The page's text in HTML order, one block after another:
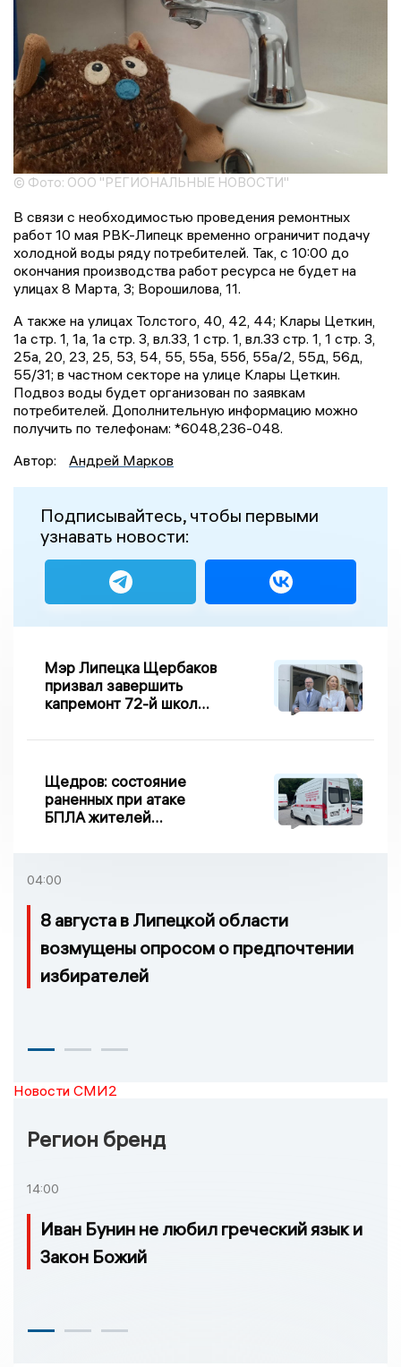
© Фото: ООО "РЕГИОНАЛЬНЫЕ НОВОСТИ"
В связи с необходимостью проведения ремонтных
работ 10 мая РВК-Липецк временно ограничит подачу
холодной воды ряду потребителей. Так, с 10:00 до
окончания производства работ ресурса не будет на
улицах 8 Марта, 3; Ворошилова, 11.
А также на улицах Толстого, 40, 42, 44; Клары Цеткин,
1а стр. 1, 1а, 1а стр. 3, вл.33, 1 стр. 1, вл.33 стр. 1, 1 стр. 3,
25а, 20, 23, 25, 53, 54, 55, 55а, 55б, 55а/2, 55д, 56д,
55/31; в частном секторе на улице Клары Цеткин.
Подвоз воды будет организован по заявкам
потребителей. Дополнительную информацию можно
получить по телефонам: *6048,236-048.
Автор:
Андрей Марков
Подписывайтесь, чтобы первыми
узнавать новости:
Мэр Липецка Щербаков
призвал завершить
капремонт 72-й школы
Щедров: состояние
раненных при атаке
БПЛА жителей
04:00
8 августа в Липецкой области
возмущены опросом о предпочтении
избирателей
Новости СМИ2
Регион бренд
14:00
Иван Бунин не любил греческий язык и
Закон Божий